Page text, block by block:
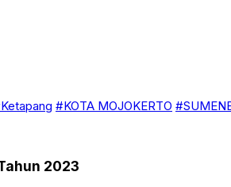
#KOTA MOJOKERTO
2023